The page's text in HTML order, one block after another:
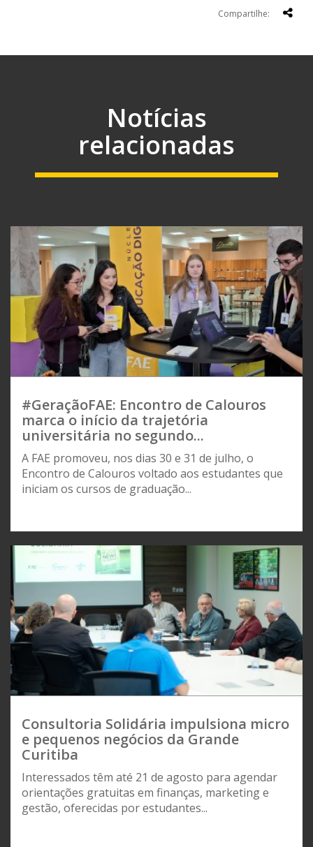
Compartilhe:
Notícias
relacionadas
#GeraçãoFAE: Encontro de Calouros
marca o início da trajetória
universitária no segundo...
A FAE promoveu, nos dias 30 e 31 de julho, o
Encontro de Calouros voltado aos estudantes que
iniciam os cursos de graduação...
Consultoria Solidária impulsiona micro
e pequenos negócios da Grande
Curitiba
Interessados têm até 21 de agosto para agendar
orientações gratuitas em finanças, marketing e
gestão, oferecidas por estudantes...